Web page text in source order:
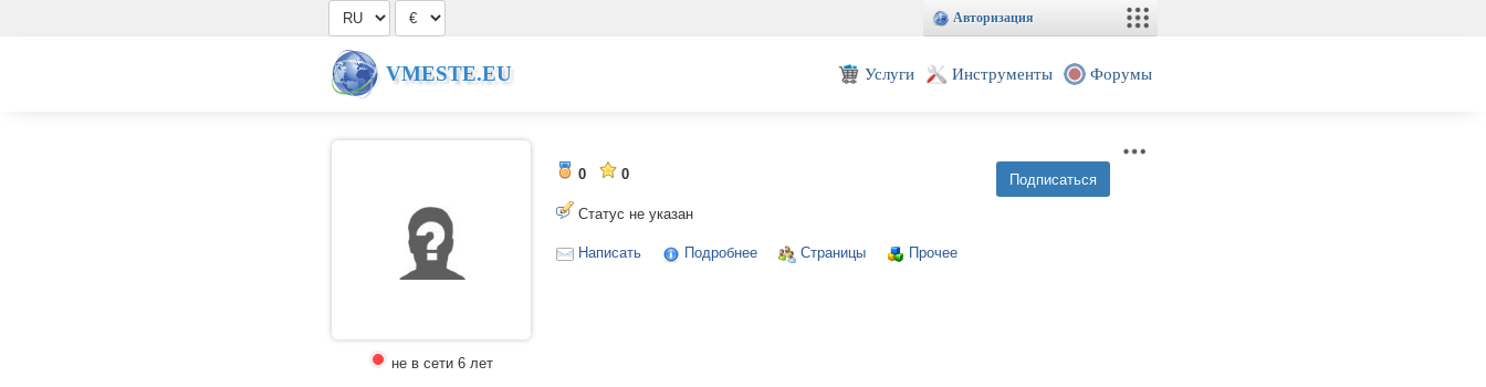
Авторизация
VMESTE.EU Услуги Инструменты Форумы
не в сети 6 лет
0 0
Статус не указан
Написать Подробнее Страницы Прочее